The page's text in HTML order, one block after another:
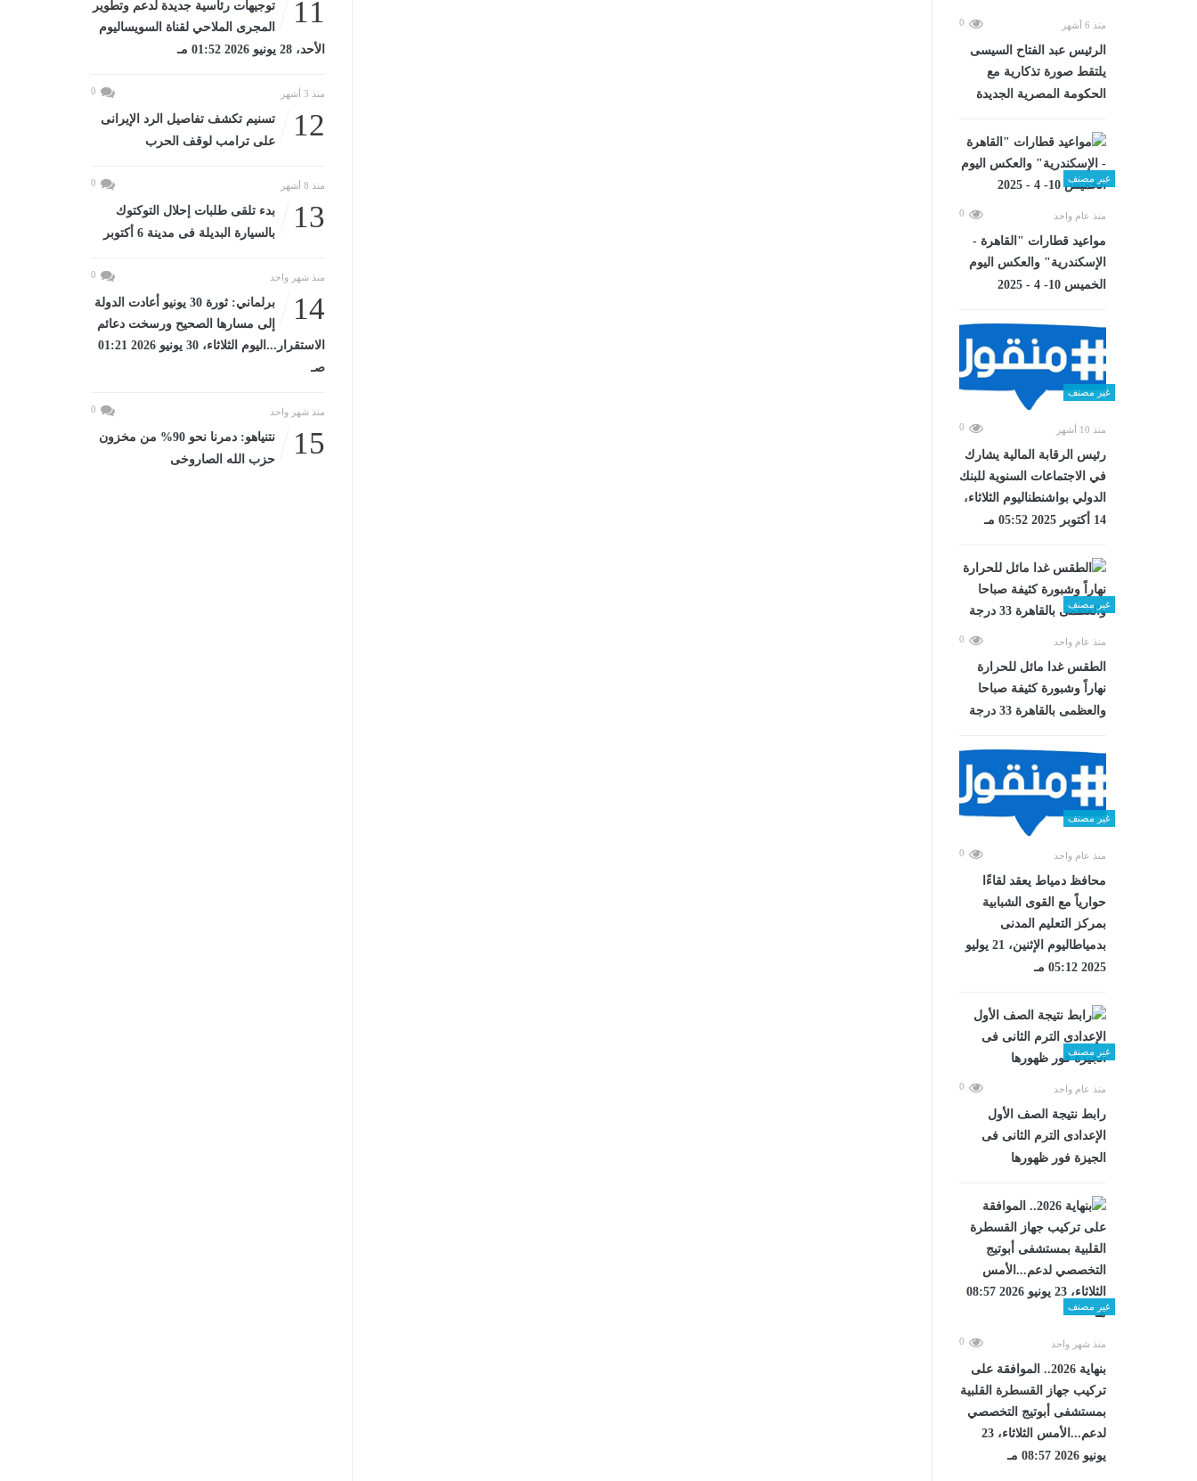
منذ 6 أشهر 0
الرئيس عبد الفتاح السيسى
يلتقط صورة تذكارية مع
الحكومة المصرية الجديدة
غير مصنف
منذ عام واحد 0
مواعيد قطارات "القاهرة -
الإسكندرية" والعكس اليوم
الخميس 10- 4 - 2025
غير مصنف
منذ 10 أشهر 0
رئيس الرقابة المالية يشارك
في الاجتماعات السنوية للبنك
الدولي بواشنطناليوم الثلاثاء،
14 أكتوبر 2025 05:52 مـ
غير مصنف
منذ عام واحد 0
الطقس غدا مائل للحرارة
نهاراً وشبورة كثيفة صباحا
والعظمى بالقاهرة 33 درجة
غير مصنف
منذ عام واحد 0
محافظ دمياط يعقد لقاءًا
حوارياً مع القوى الشبابية
بمركز التعليم المدنى
بدمياطاليوم الإثنين، 21 يوليو
2025 05:12 مـ
غير مصنف
منذ عام واحد 0
رابط نتيجة الصف الأول
الإعدادى الترم الثانى فى
الجيزة فور ظهورها
غير مصنف
منذ شهر واحد 0
بنهاية 2026.. الموافقة على
تركيب جهاز القسطرة القلبية
بمستشفى أبوتيج التخصصي
لدعم...الأمس الثلاثاء، 23
يونيو 2026 08:57 مـ
11
توجيهات رئاسية جديدة لدعم وتطوير
المجرى الملاحي لقناة السويساليوم
الأحد، 28 يونيو 2026 01:52 مـ
منذ 3 أشهر 0
12
تسنيم تكشف تفاصيل الرد الإيرانى
على ترامب لوقف الحرب
منذ 8 أشهر 0
13
بدء تلقى طلبات إحلال التوكتوك
بالسيارة البديلة فى مدينة 6 أكتوبر
منذ شهر واحد 0
14
برلماني: ثورة 30 يونيو أعادت الدولة
إلى مسارها الصحيح ورسخت دعائم
الاستقرار...اليوم الثلاثاء، 30 يونيو 2026 01:21
صـ
منذ شهر واحد 0
15
نتنياهو: دمرنا نحو 90% من مخزون
حزب الله الصاروخى